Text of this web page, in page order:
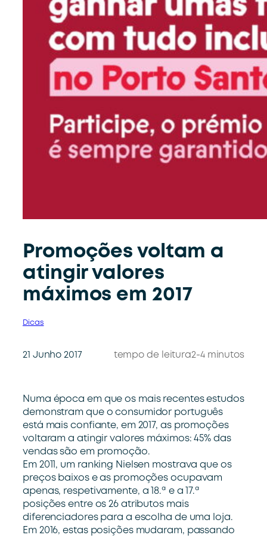
Promoções voltam a
atingir valores
máximos em 2017
Dicas
21 Junho 2017 tempo de leitura2-4 minutos
Numa época em que os mais recentes estudos
demonstram que o consumidor português
está mais confiante, em 2017, as promoções
voltaram a atingir valores máximos: 45% das
vendas são em promoção.
Em 2011, um ranking Nielsen mostrava que os
preços baixos e as promoções ocupavam
apenas, respetivamente, a 18.ª e a 17.ª
posições entre os 26 atributos mais
diferenciadores para a escolha de uma loja.
Em 2016, estas posições mudaram, passando